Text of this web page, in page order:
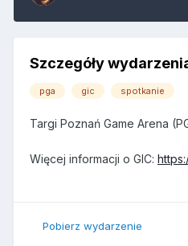
Szczegóły
pga gic spotkanie
Targi Poznań Game Arena
Więcej informacji o GIC:
Pobierz wydarzenie